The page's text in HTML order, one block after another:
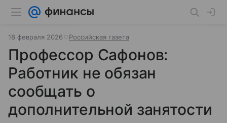
18 февраля 2026 Российская газета
Профессор Сафонов:
Работник не обязан
сообщать о
дополнительной занятости